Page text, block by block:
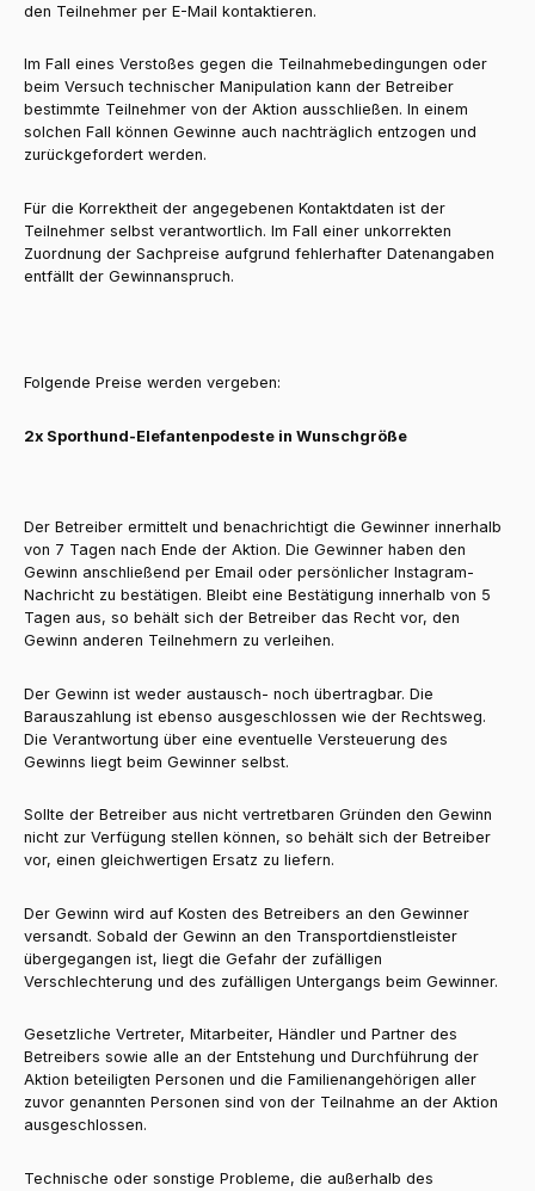
den Teilnehmer per E-Mail kontaktieren.
Im Fall eines Verstoßes gegen die Teilnahmebedingungen oder
beim Versuch technischer Manipulation kann der Betreiber
bestimmte Teilnehmer von der Aktion ausschließen. In einem
solchen Fall können Gewinne auch nachträglich entzogen und
zurückgefordert werden.
Für die Korrektheit der angegebenen Kontaktdaten ist der
Teilnehmer selbst verantwortlich. Im Fall einer unkorrekten
Zuordnung der Sachpreise aufgrund fehlerhafter Datenangaben
entfällt der Gewinnanspruch.
Folgende Preise werden vergeben:
2x Sporthund-Elefantenpodeste in Wunschgröße
Der Betreiber ermittelt und benachrichtigt die Gewinner innerhalb
von 7 Tagen nach Ende der Aktion. Die Gewinner haben den
Gewinn anschließend per Email oder persönlicher Instagram-
Nachricht zu bestätigen. Bleibt eine Bestätigung innerhalb von 5
Tagen aus, so behält sich der Betreiber das Recht vor, den
Gewinn anderen Teilnehmern zu verleihen.
Der Gewinn ist weder austausch- noch übertragbar. Die
Barauszahlung ist ebenso ausgeschlossen wie der Rechtsweg.
Die Verantwortung über eine eventuelle Versteuerung des
Gewinns liegt beim Gewinner selbst.
Sollte der Betreiber aus nicht vertretbaren Gründen den Gewinn
nicht zur Verfügung stellen können, so behält sich der Betreiber
vor, einen gleichwertigen Ersatz zu liefern.
Der Gewinn wird auf Kosten des Betreibers an den Gewinner
versandt. Sobald der Gewinn an den Transportdienstleister
übergegangen ist, liegt die Gefahr der zufälligen
Verschlechterung und des zufälligen Untergangs beim Gewinner.
Gesetzliche Vertreter, Mitarbeiter, Händler und Partner des
Betreibers sowie alle an der Entstehung und Durchführung der
Aktion beteiligten Personen und die Familienangehörigen aller
zuvor genannten Personen sind von der Teilnahme an der Aktion
ausgeschlossen.
Technische oder sonstige Probleme, die außerhalb des